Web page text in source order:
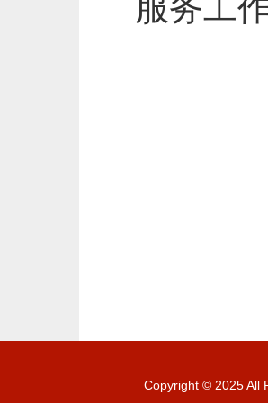
服务工
Copyright © 2025 All